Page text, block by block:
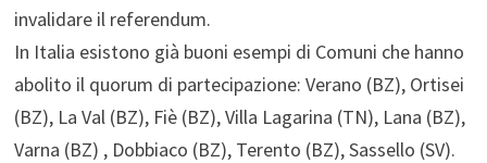
invalidare il referendum.
In Italia esistono già buoni esempi di Comuni che hanno
abolito il quorum di partecipazione: Verano (BZ), Ortisei
(BZ), La Val (BZ), Fiè (BZ), Villa Lagarina (TN), Lana (BZ),
Varna (BZ) , Dobbiaco (BZ), Terento (BZ), Sassello (SV).